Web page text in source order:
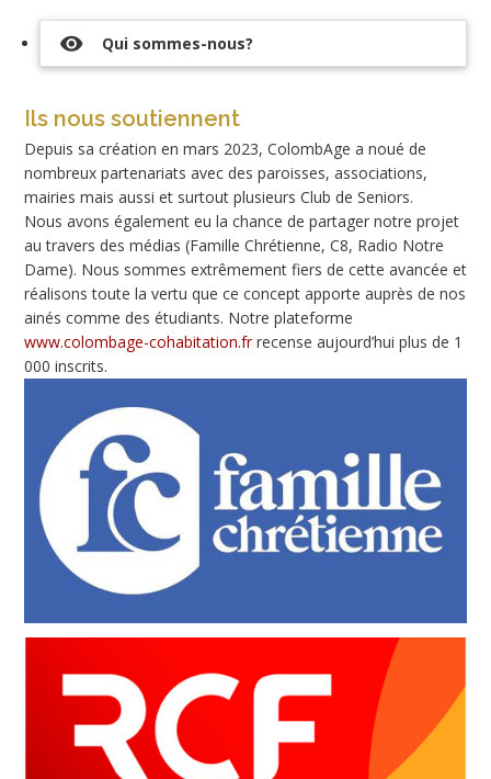
visibility Qui sommes-nous?
Ils nous soutiennent
Depuis sa création en mars 2023, ColombAge a noué de
nombreux partenariats avec des paroisses, associations,
mairies mais aussi et surtout plusieurs Club de Seniors.
Nous avons également eu la chance de partager notre projet
au travers des médias (Famille Chrétienne, C8, Radio Notre
Dame). Nous sommes extrêmement fiers de cette avancée et
réalisons toute la vertu que ce concept apporte auprès de nos
ainés comme des étudiants. Notre plateforme
www.colombage-cohabitation.frrecense aujourd’hui plus de 1
000 inscrits.